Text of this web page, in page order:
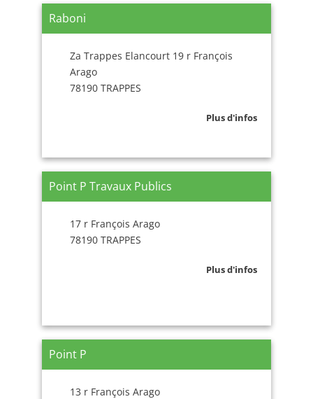
Raboni
Za Trappes Elancourt 19 r François
Arago
78190 TRAPPES
Plus d'infos
Point P Travaux Publics
17 r François Arago
78190 TRAPPES
Plus d'infos
Point P
13 r François Arago